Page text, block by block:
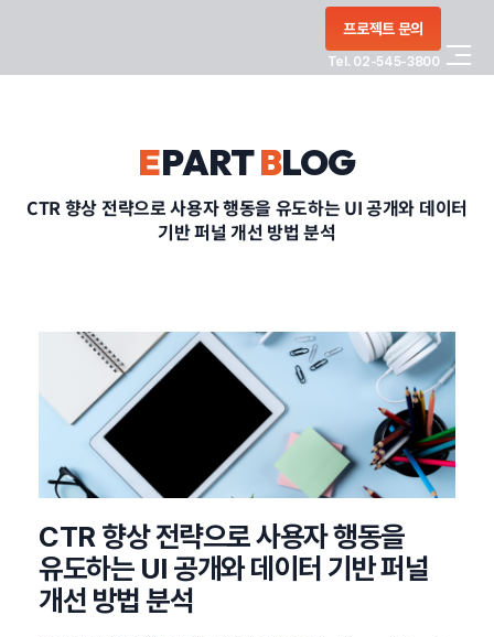
프로젝트 문의
Tel. 02-545-3800
CONTACT
정부지원사업
EPARTBLOG
CTR 향상 전략으로 사용자 행동을 유도하는 UI 공개와 데이터
기반 퍼널 개선 방법 분석
CTR 향상 전략으로 사용자 행동을
유도하는 UI 공개와 데이터 기반 퍼널
개선 방법 분석